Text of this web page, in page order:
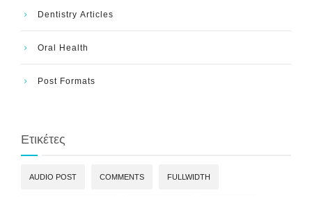
Dentistry Articles
Oral Health
Post Formats
Ετικέτες
AUDIO POST COMMENTS FULLWIDTH